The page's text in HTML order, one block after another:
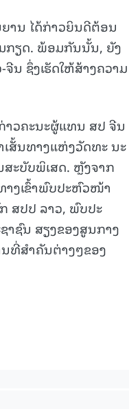
ານ ໄດ້ກ່າວຍິນດີຕ້ອນ
ກຽດ. ພ້ອມກັນນັ້ນ, ຍັງ
ນ ຊຶ່ງເຮັດໃຫ້ສ້າງຄວາມ
າວຄະນະຜູ້ແທນ ສປ ຈີນ
ເສັ້ນທາງແຫ່ງວັດທະ ນະ
ະບັບພິເສດ. ຫຼັງຈາກ
າງເຂົ້າພົບປະຫົວໜ້າ
ສປປ ລາວ, ພົບປະ
ຊົນ ສຽງຂອງສູນກາງ
ທີ່ສໍາຄັນຕ່າງໆຂອງ